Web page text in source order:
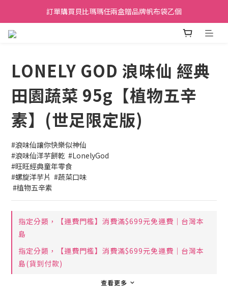
加入會員贈30元購物金，滿699元折50元，滿699即享免運費．
訂單購買貝比瑪瑪任兩盒贈品牌帆布袋乙個
加入會員贈30元購物金，滿699元折50元，滿699即享免運費．
LONELY GOD 浪味仙 經典
田園蔬菜 95g【植物五辛
素】(世足限定版)
#浪味仙讓你快樂似神仙
#浪味仙洋芋餅乾  #LonelyGod
#旺旺經典童年零食
#螺旋洋芋片  #蔬菜口味
#植物五辛素
指定分類，【運費門檻】消費滿$699元免運費｜台灣本
島
指定分類，【運費門檻】消費滿$699元免運費｜台灣本
島(貨到付款)
查看更多